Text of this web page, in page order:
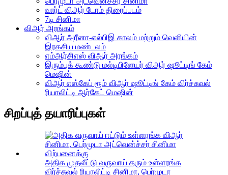
வார்ட் விஆர் டோம் திரைப்படம்
7டி சினிமா
விஆர் அரங்கம்
விஆர் அரீனா-எல்பிஇ காலம் மற்றும் வெளியின்
இரகசிய மண்டலம்
எம்ஆர்சிஎஸ் விஆர் அரங்கம்
இரும்புக் கூண்டு மல்டிபிளேயர் விஆர் ஷூட்டிங் கேம்
மெஷின்
விஆர் எஸ்கேப் ரூம் விஆர் ஷூட்டிங் கேம் விர்ச்சுவல்
ரியாலிட்டி ஆர்கேட் மெஷின்
சிறப்புத் தயாரிப்புகள்
அதிக முதலீட்டு வருவாய் தரும் உள்ளரங்க
விர்ச்சுவல் ரியாலிட்டி சினிமா, பெர்முடா